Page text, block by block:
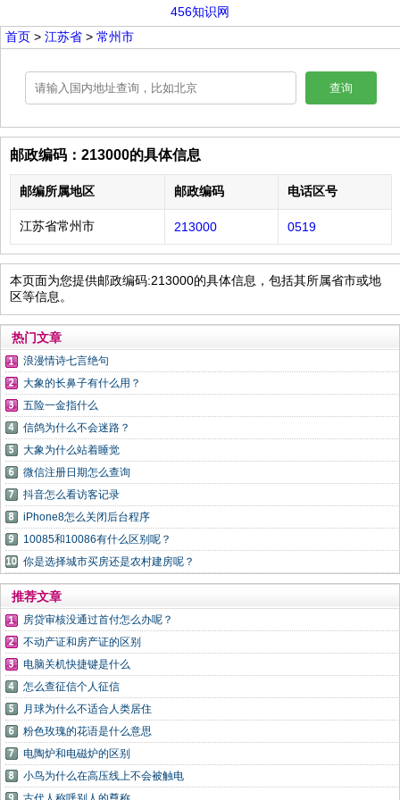
456知识网
首页 > 江苏省 > 常州市
查询
邮政编码：213000的具体信息
邮编所属地区 邮政编码 电话区号
江苏省常州市 213000 0519
本页面为您提供邮政编码:213000的具体信息，包括其所属省市或地
区等信息。
热门文章
浪漫情诗七言绝句
大象的长鼻子有什么用？
五险一金指什么
信鸽为什么不会迷路？
大象为什么站着睡觉
微信注册日期怎么查询
抖音怎么看访客记录
iPhone8怎么关闭后台程序
10085和10086有什么区别呢？
你是选择城市买房还是农村建房呢？
推荐文章
房贷审核没通过首付怎么办呢？
不动产证和房产证的区别
电脑关机快捷键是什么
怎么查征信个人征信
月球为什么不适合人类居住
粉色玫瑰的花语是什么意思
电陶炉和电磁炉的区别
小鸟为什么在高压线上不会被触电